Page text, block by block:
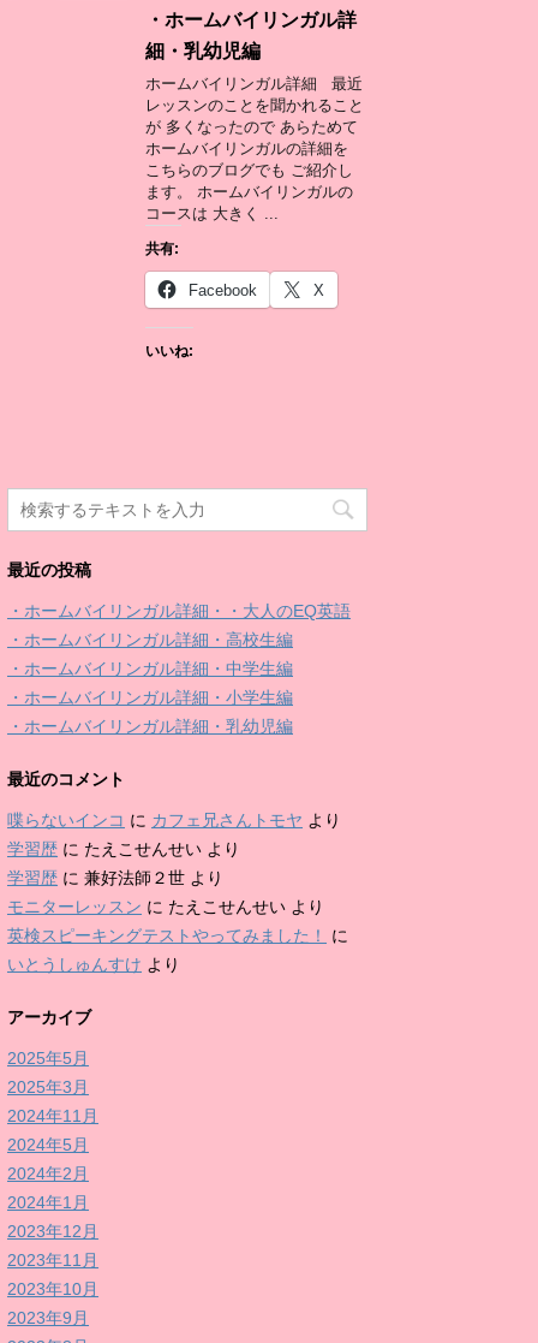
・ホームバイリンガル詳
細・乳幼児編
ホームバイリンガル詳細 最近
レッスンのことを聞かれること
が 多くなったので あらためて
ホームバイリンガルの詳細を
こちらのブログでも ご紹介し
ます。 ホームバイリンガルの
コースは 大きく ...
共有:
Facebook X
いいね:
最近の投稿
・ホームバイリンガル詳細・・大人のEQ英語
・ホームバイリンガル詳細・高校生編
・ホームバイリンガル詳細・中学生編
・ホームバイリンガル詳細・小学生編
・ホームバイリンガル詳細・乳幼児編
最近のコメント
喋らないインコ に カフェ兄さんトモヤ より
学習歴 に たえこせんせい より
学習歴 に 兼好法師２世 より
モニターレッスン に たえこせんせい より
英検スピーキングテストやってみました！
に
いとうしゅんすけ より
アーカイブ
2025年5月
2025年3月
2024年11月
2024年5月
2024年2月
2024年1月
2023年12月
2023年11月
2023年10月
2023年9月